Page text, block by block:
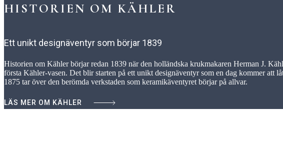
HISTORIEN OM KÄHLER
Ett unikt designäventyr som börjar 1839
Historien om Kähler börjar redan 1839 när den holländska krukmakaren Herman J.
första Kähler-vasen. Det blir starten på ett unikt designäventyr som en dag kommer att
1875 tar över den berömda verkstaden som keramikäventyret börjar på allvar.
LÄS MER OM KÄHLER